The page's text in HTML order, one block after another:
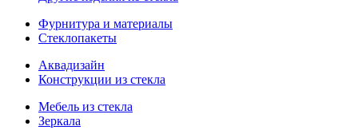
Фурнитура и материалы
Стеклопакеты
Аквадизайн
Конструкции из стекла
Мебель из стекла
Зеркала